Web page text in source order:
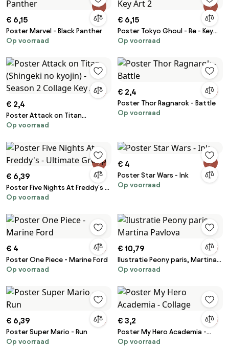
€ 6,15
Poster Marvel - Black Panther
Op voorraad
€ 6,15
Poster Tokyo Ghoul - Re - Key
Art 2
Op voorraad
€ 2,4
Poster Attack on Titan
(Shingeki no kyojin) - Season 2
Op voorraad
€ 2,4
Poster Thor Ragnarok - Battle
Op voorraad
€ 6,39
Poster Five Nights At Freddy's -
Ultimate Group
Op voorraad
€ 4
Poster Star Wars - Ink
Op voorraad
€ 4
Poster One Piece - Marine Ford
Op voorraad
€ 10,79
Ilustratie Peony paris, Martina
Pavlova
Op voorraad
€ 6,39
Poster Super Mario - Run
Op voorraad
€ 3,2
Poster My Hero Academia -
Collage
Op voorraad